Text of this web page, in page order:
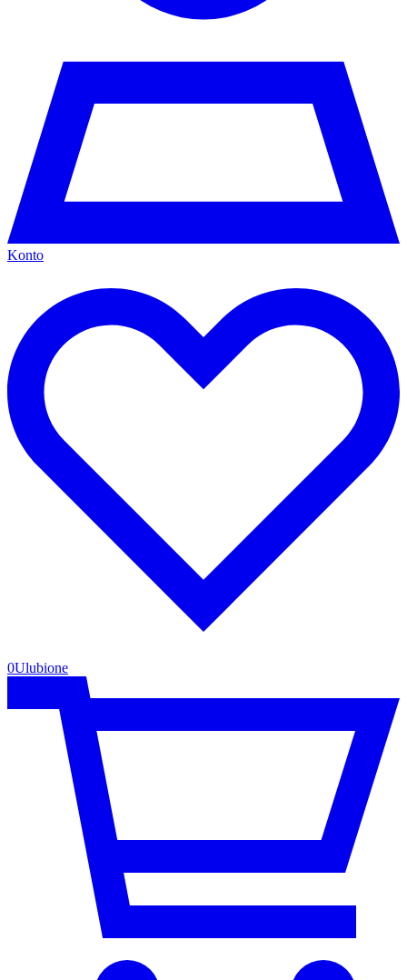
Konto
0Ulubione